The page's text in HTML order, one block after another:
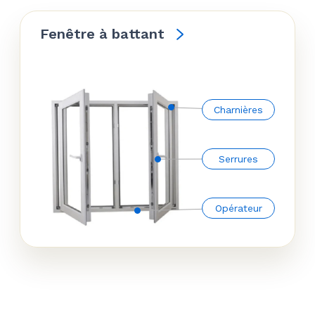
Fenêtre à battant
Charnières
Serrures
Opérateur